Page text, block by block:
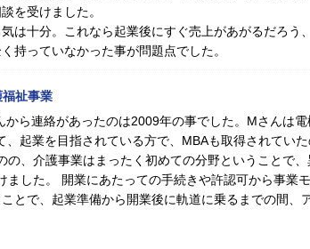
を受けました。
は十分。これなら起業後にすぐ売上があがるだろう
持っていなかった事が問題点でした。
祉事業
ら連絡があったのは2009年の事でした。Mさんは電
、起業を目指されている方で、MBAも取得されてい
の、介護事業はまったく初めての分野ということで
ました。 開業にあたっての手続きや許認可から事業
とで、起業準備から開業後に軌道に乗るまでの間、